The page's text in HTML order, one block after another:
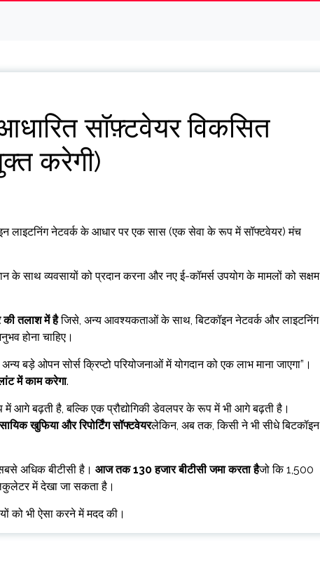
सॉफ़्टवेयर विकसित
करेगी)
लाइटनिंग नेटवर्क के आधार पर एक सास (एक सेवा के रूप में सॉफ्टवेयर) मंच
के साथ व्यवसायों को प्रदान करना और नए ई-कॉमर्स उपयोग के मामलों को सक्षम
की तलाश में हैजिसे, अन्य आवश्यकताओं के साथ, बिटकॉइन नेटवर्क और लाइटनिंग
होना चाहिए।
बड़े ओपन सोर्स क्रिप्टो परियोजनाओं में योगदान को एक लाभ माना जाएगा”।
में काम करेगा.
बढ़ती है, बल्कि एक प्रौद्योगिकी डेवलपर के रूप में भी आगे बढ़ती है।
खुफिया और रिपोर्टिंग सॉफ्टवेयरलेकिन, अब तक, किसी ने भी सीधे बिटकॉइन
अधिक बीटीसी है। आज तक 130 हजार बीटीसी जमा करता हैजो कि 1,500
में देखा जा सकता है।
को भी ऐसा करने में मदद की।